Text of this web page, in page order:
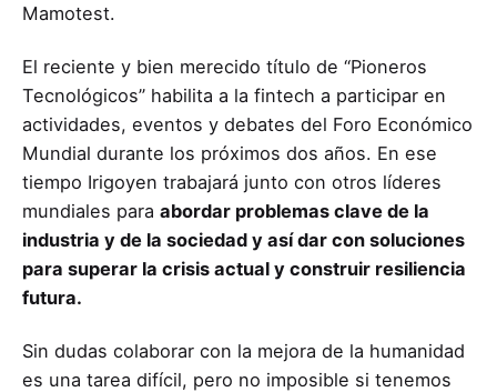
Mamotest.
El reciente y bien merecido título de “Pioneros
Tecnológicos” habilita a la fintech a participar en
actividades, eventos y debates del Foro Económico
Mundial durante los próximos dos años. En ese
tiempo Irigoyen trabajará junto con otros líderes
mundiales para abordar problemas clave de la
industria y de la sociedad y así dar con soluciones
para superar la crisis actual y construir resiliencia
futura.
Sin dudas colaborar con la mejora de la humanidad
es una tarea difícil, pero no imposible si tenemos